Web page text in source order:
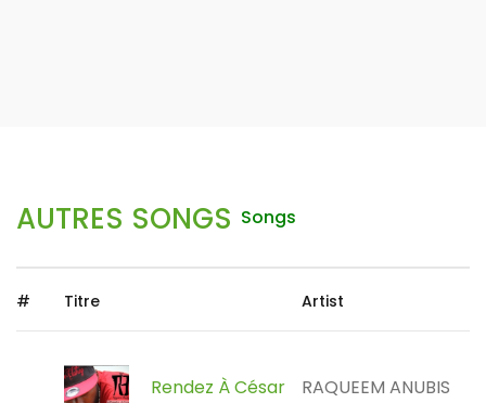
AUTRES SONGS Songs
# Titre Artist
Rendez À César RAQUEEM ANUBIS